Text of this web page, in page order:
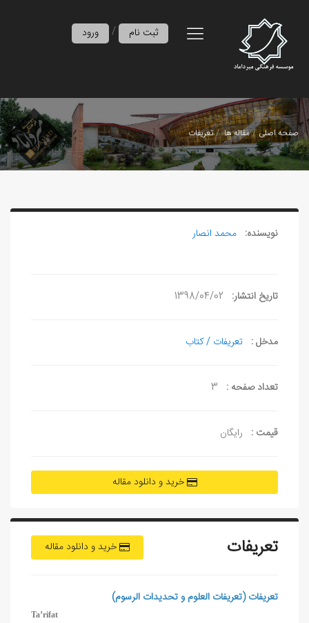
ورود / ثبت نام
صفحه اصلی مقاله ها تعریفات
نویسنده: محمد انصار
تاریخ انتشار: 1398/04/02
مدخل : تعریفات / کتاب
تعداد صفحه : 3
قیمت : رایگان
خرید و دانلود مقاله
خرید و دانلود مقاله تعریفات
تعريفات (تعريفات العلوم و تحديدات الرسوم)
Ta’rifat